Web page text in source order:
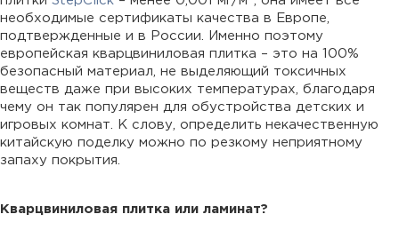
необходимые сертификаты качества в Европе,
подтвержденные и в России. Именно поэтому
европейская кварцвиниловая плитка – это на 100%
безопасный материал, не выделяющий токсичных
веществ даже при высоких температурах, благодаря
чему он так популярен для обустройства детских и
игровых комнат. К слову, определить некачественную
китайскую поделку можно по резкому неприятному
запаху покрытия.
Кварцвиниловая плитка или ламинат?